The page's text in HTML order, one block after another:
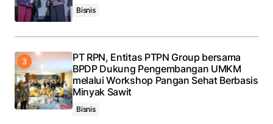
Bisnis
PT RPN, Entitas PTPN Group bersama
BPDP Dukung Pengembangan UMKM
melalui Workshop Pangan Sehat Berbasis
Minyak Sawit
Bisnis